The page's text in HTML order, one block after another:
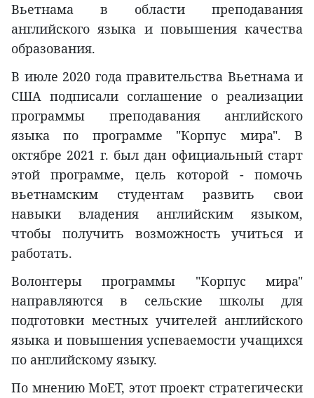
Вьетнама в области преподавания
английского языка и повышения качества
образования.
В июле 2020 года правительства Вьетнама и
США подписали соглашение о реализации
программы преподавания английского
языка по программе "Корпус мира". В
октябре 2021 г. был дан официальный старт
этой программе, цель которой - помочь
вьетнамским студентам развить свои
навыки владения английским языком,
чтобы получить возможность учиться и
работать.
Волонтеры программы "Корпус мира"
направляются в сельские школы для
подготовки местных учителей английского
языка и повышения успеваемости учащихся
по английскому языку.
По мнению MoET, этот проект стратегически